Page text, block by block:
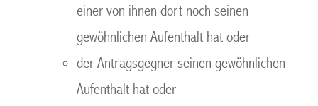
einer von ihnen dort noch seinen
gewöhnlichen Aufenthalt hat oder
der Antragsgegner seinen gewöhnlichen
Aufenthalt hat oder